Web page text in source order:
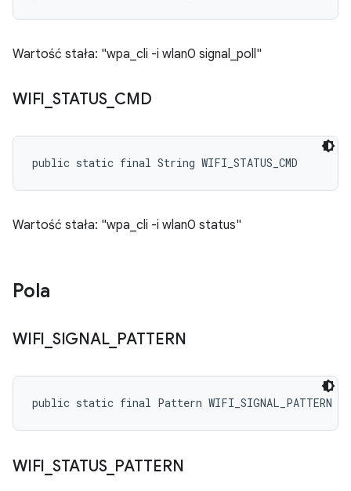
Wartość stała: "wpa_cli -i wlan0 signal_poll"
WIFI STATUS_ CMD
public static final String WIFI_STATUS_CMD
Wartość stała: "wpa_cli -i wlan0 status"
Pola
WIFI SIGNAL_ PATTERN
public static final Pattern WIFI_SIGNAL_PATTERN
WIFI STATUS_ PATTERN